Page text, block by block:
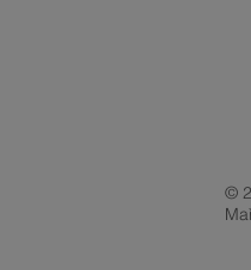
©